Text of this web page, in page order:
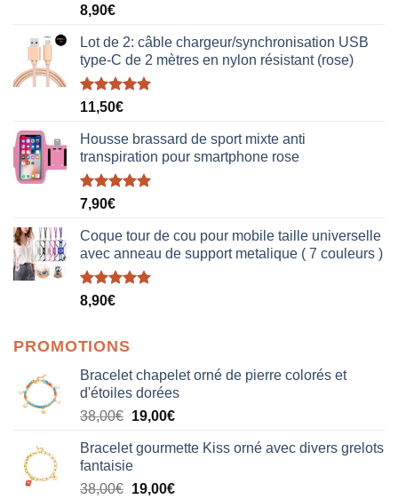
Note5.00
8,90€
Lot de 2: câble chargeur/synchronisation USB
type-C de 2 mètres en nylon résistant (rose)
Note5.00
11,50€
Housse brassard de sport mixte anti
transpiration pour smartphone rose
Note5.00
7,90€
Coque tour de cou pour mobile taille universelle
avec anneau de support metalique ( 7 couleurs )
Note5.00
8,90€
PROMOTIONS
Bracelet chapelet orné de pierre colorés et
d'étoiles dorées
38,00€ Le
initial
était :
38,00€.
19,00€Le
actuel
19,00€.
Bracelet gourmette Kiss orné avec divers grelots
fantaisie
38,00€ Le
19,00€Le